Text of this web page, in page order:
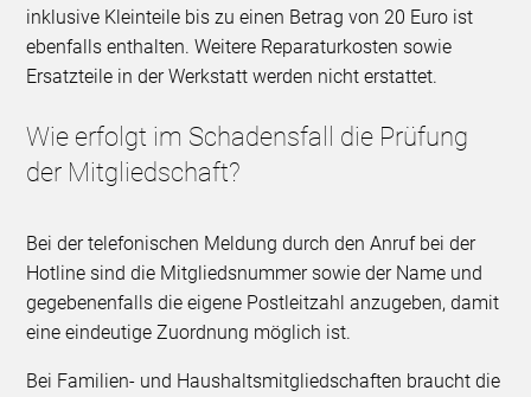
inklusive Kleinteile bis zu einen Betrag von 20 Euro ist
ebenfalls enthalten. Weitere Reparaturkosten sowie
Ersatzteile in der Werkstatt werden nicht erstattet.
Wie erfolgt im Schadensfall die Prüfung
der Mitgliedschaft?
Bei der telefonischen Meldung durch den Anruf bei der
Hotline sind die Mitgliedsnummer sowie der Name und
gegebenenfalls die eigene Postleitzahl anzugeben, damit
eine eindeutige Zuordnung möglich ist.
Bei Familien- und Haushaltsmitgliedschaften braucht die